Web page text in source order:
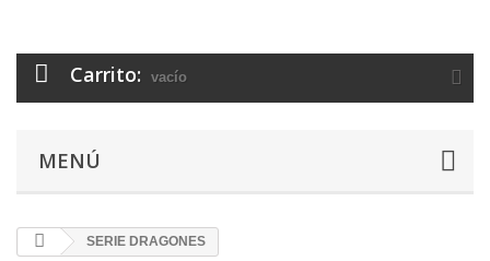
Carrito: vacío
MENÚ
SERIE DRAGONES